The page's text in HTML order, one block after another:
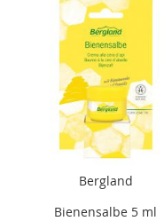
Bergland
Bienensalbe 5 ml